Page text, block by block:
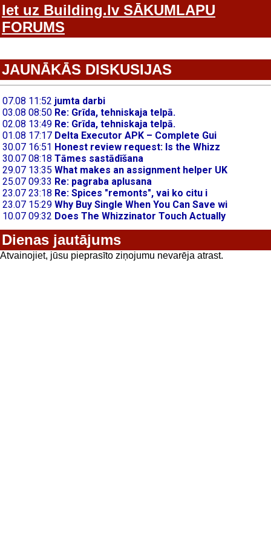
Iet uz Building.lv SĀKUMLAPU
FORUMS
JAUNĀKĀS DISKUSIJAS
Dienas jautājums
Atvainojiet, jūsu pieprasīto ziņojumu nevarēja atrast.